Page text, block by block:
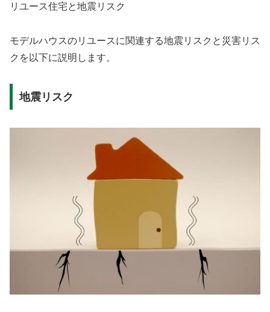
リユース住宅と地震リスク
モデルハウスのリユースに関連する地震リスクと災害リス
クを以下に説明します。
地震リスク